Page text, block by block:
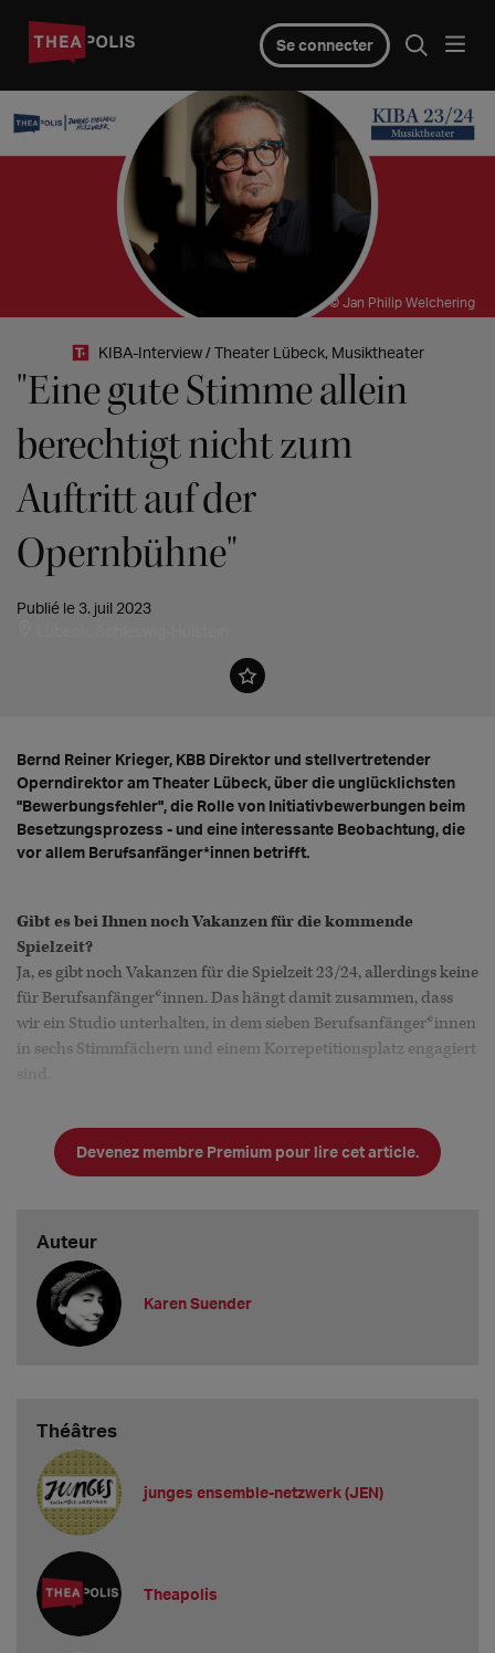
Se connecter
© Jan Philip Welchering
KIBA-Interview / Theater Lübeck, Musiktheater
"Eine gute Stimme allein
berechtigt nicht zum
Auftritt auf der
Opernbühne"
Publié le 3. juil 2023
Bernd Reiner Krieger, KBB Direktor und stellvertretender
Operndirektor am Theater Lübeck, über die unglücklichsten
"Bewerbungsfehler", die Rolle von Initiativbewerbungen beim
Besetzungsprozess - und eine interessante Beobachtung, die
vor allem Berufsanfänger*innen betrifft.
Gibt es bei Ihnen noch Vakanzen für die kommende
Spielzeit?
Ja, es gibt noch Vakanzen für die Spielzeit 23/24, allerdings keine
für Berufsanfänger*innen. Das hängt damit zusammen, dass
wir ein Studio unterhalten, in dem sieben Berufsanfänger*innen
in sechs Stimmfächern und einem Korrepetitionsplatz engagiert
Ist die verhandelbar?
Wir bieten Berufsanfänger*innen die derzeit gültige, tariflich
Devenez membre Premium pour lire cet article.
Auteur
Karen Suender
Théâtres
junges ensemble-netzwerk (JEN)
Theapolis